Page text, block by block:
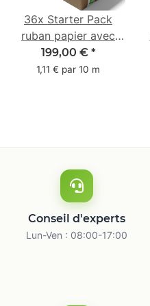
36x Starter Pack
ruban papier avec
logo - 1 couleur - 50
mm x 50 m -
199,00 € *
1,11 € par 10 m
Conseil d'experts
Lun-Ven : 08:00-17:00